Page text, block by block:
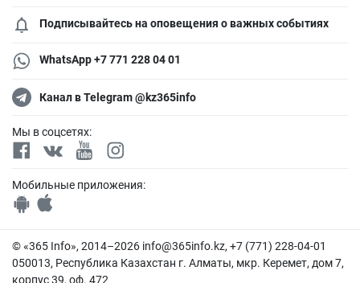
Подписывайтесь на оповещения о важных событиях
WhatsApp +7 771 228 04 01
Канал в Telegram @kz365info
Мы в соцсетях:
Мобильные приложения:
© «365 Info», 2014–2026 info@365info.kz, +7 (771) 228-04-01
050013, Республика Казахстан г. Алматы, мкр. Керемет, дом 7,
корпус 39, оф. 472